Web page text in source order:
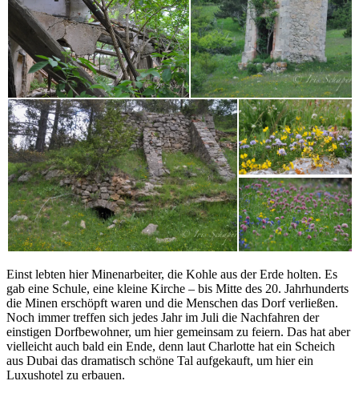
Einst lebten hier Minenarbeiter, die Kohle aus der Erde holten. Es
gab eine Schule, eine kleine Kirche – bis Mitte des 20. Jahrhunderts
die Minen erschöpft waren und die Menschen das Dorf verließen.
Noch immer treffen sich jedes Jahr im Juli die Nachfahren der
einstigen Dorfbewohner, um hier gemeinsam zu feiern. Das hat aber
vielleicht auch bald ein Ende, denn laut Charlotte hat ein Scheich
aus Dubai das dramatisch schöne Tal aufgekauft, um hier ein
Luxushotel zu erbauen.